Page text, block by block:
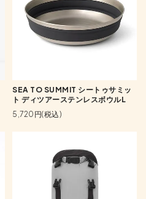
SEA TO SUMMIT シートゥサミッ
ト ディツアーステンレスボウルL
5,720円(税込)